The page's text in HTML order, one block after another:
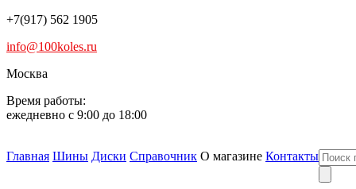
+7(917) 562 1905
info@100koles.ru
Москва
Время работы:
ежедневно с 9:00 до 18:00
Главная Шины Диски Справочник О магазине Контакты